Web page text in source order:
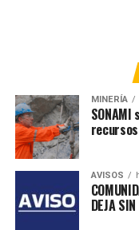
MINERÍA
AVISOS
DEJA